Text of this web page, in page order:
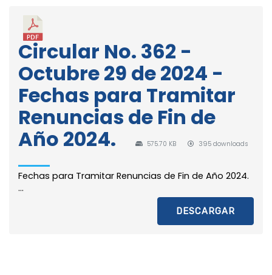
Circular No. 362 -
Octubre 29 de 2024 -
Fechas para Tramitar
Renuncias de Fin de
Año 2024.
575.70 KB 395 downloads
Fechas para Tramitar Renuncias de Fin de Año 2024.
...
DESCARGAR